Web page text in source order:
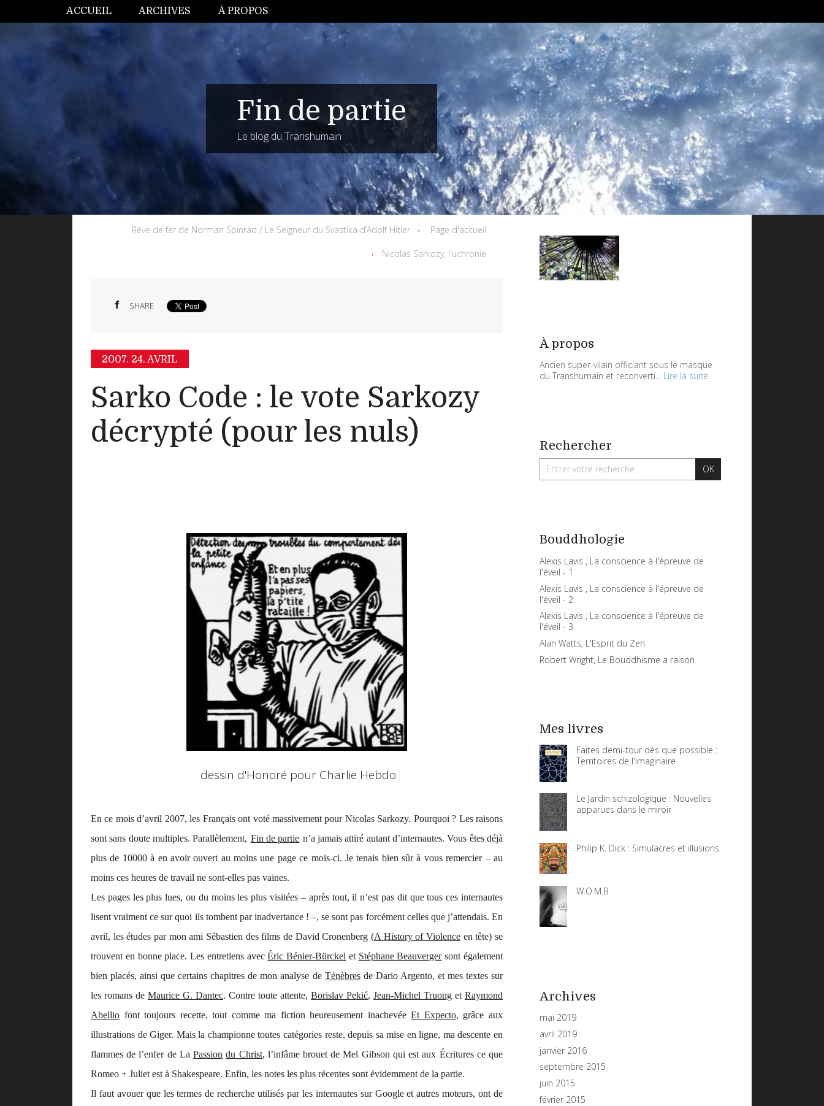
ACCUEIL ARCHIVES À PROPOS
Fin de partie
Le blog du Transhumain
Rêve de fer de Norman Spinrad / Le Seigneur du Svastika d’Adolf Hitler Page d'accueil
Nicolas Sarkozy, l'uchronie
SHARE
2007. 24. AVRIL
Sarko Code : le vote Sarkozy
décrypté (pour les nuls)
dessin d'Honoré pour Charlie Hebdo
En ce mois d’avril 2007, les Français ont voté massivement pour Nicolas Sarkozy. Pourquoi ? Les raisons
sont sans doute multiples. Parallèlement, Fin de partie n’a jamais attiré autant d’internautes. Vous êtes déjà
plus de 10000 à en avoir ouvert au moins une page ce mois-ci. Je tenais bien sûr à vous remercier – au
moins ces heures de travail ne sont-elles pas vaines.
Les pages les plus lues, ou du moins les plus visitées – après tout, il n’est pas dit que tous ces internautes
lisent vraiment ce sur quoi ils tombent par inadvertance ! –, se sont pas forcément celles que j’attendais. En
avril, les études par mon ami Sébastien des films de David Cronenberg (A History of Violence en tête) se
trouvent en bonne place. Les entretiens avecÉric Bénier-Bürckel et Stéphane Beauvergersont également
bien placés, ainsi que certains chapitres de mon analyse de Ténèbresde Dario Argento, et mes textes sur
les romans de Maurice G. Dantec. Contre toute attente, Borislav Pekić, Jean-Michel Truong et Raymond
Abellio font toujours recette, tout comme ma fiction heureusement inachevéeEt Expecto, grâce aux
illustrations de Giger. Mais la championne toutes catégories reste, depuis sa mise en ligne, ma descente en
flammes de l’enfer de LaPassion du Christ, l’infâme brouet de Mel Gibson qui est aux Écritures ce que
Romeo + Juliet est à Shakespeare. Enfin, les notes les plus récentes sont évidemment de la partie.
Il faut avouer que les termes de recherche utilisés par les internautes sur Google et autres moteurs, ont de
À propos
Ancien super-vilain officiant sous le masque
du Transhumain et reconverti... Lire la suite
Rechercher
Bouddhologie
Alexis Lavis , La conscience à l'épreuve de
l'éveil - 1
Alexis Lavis , La conscience à l'épreuve de
l'éveil - 2
Alexis Lavis , La conscience à l'épreuve de
l'éveil - 3
Alan Watts, L'Esprit du Zen
Robert Wright, Le Bouddhisme a raison
Mes livres
Faites demi-tour dès que possible :
Territoires de l'imaginaire
Le Jardin schizologique : Nouvelles
apparues dans le miroir
Philip K. Dick : Simulacres et illusions
W.O.M.B
Archives
mai 2019
avril 2019
janvier 2016
septembre 2015
juin 2015
février 2015